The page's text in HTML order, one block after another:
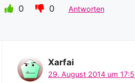
0 0 Antworten
Xarfai
29. August 2014 um